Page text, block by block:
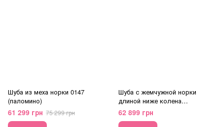
Шуба из меха норки 0147
(паломино)
61 299 грн 75 299 грн
Шуба с жемчужной норки
длиной ниже колена
воротник-стойка
62 899 грн